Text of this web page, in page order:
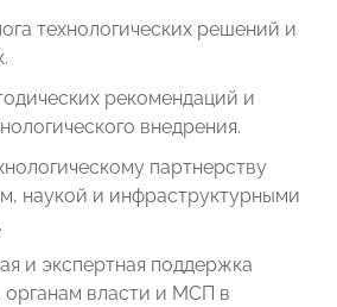
технологических решений и
рекомендаций и
внедрения.
партнерству
наукой и инфраструктурными
и экспертная поддержка
органам власти и МСП в